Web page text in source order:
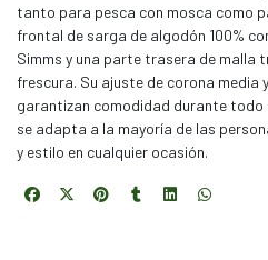
tanto para pesca con mosca como
frontal de sarga de algodón 100%
Simms y una parte trasera de malla
frescura. Su ajuste de corona media
garantizan comodidad durante todo
se adapta a la mayoría de las
y estilo en cualquier ocasión.